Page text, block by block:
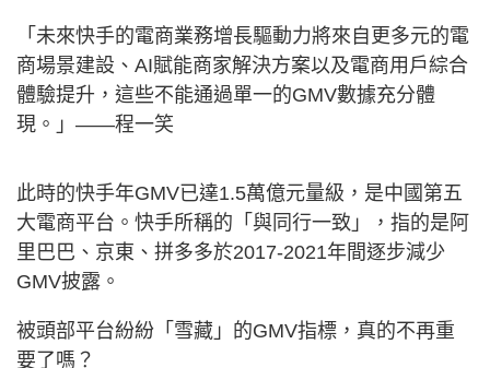
「未來快手的電商業務增長驅動力將來自更多元的電
商場景建設、AI賦能商家解決方案以及電商用戶綜合
體驗提升，這些不能通過單一的GMV數據充分體
現。」——程一笑
此時的快手年GMV已達1.5萬億元量級，是中國第五
大電商平台。快手所稱的「與同行一致」，指的是阿
里巴巴、京東、拼多多於2017-2021年間逐步減少
GMV披露。
被頭部平台紛紛「雪藏」的GMV指標，真的不再重
要了嗎？